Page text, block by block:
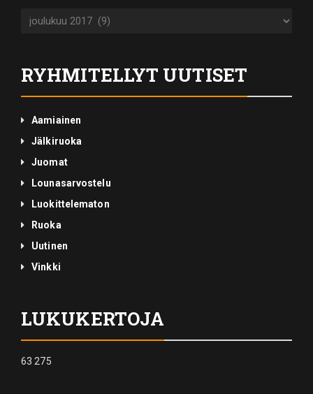
Juttuarkisto
RYHMITELLYT UUTISET
Aamiainen
Jälkiruoka
Juomat
Lounasarvostelu
Luokittelematon
Ruoka
Uutinen
Vinkki
LUKUKERTOJA
63 275